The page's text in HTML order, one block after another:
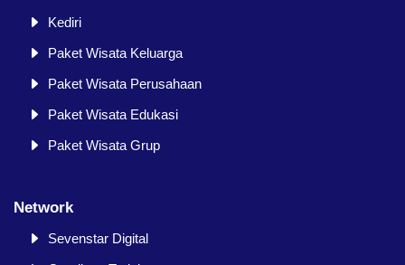
Kediri
Paket Wisata Keluarga
Paket Wisata Perusahaan
Paket Wisata Edukasi
Paket Wisata Grup
Network
Sevenstar Digital